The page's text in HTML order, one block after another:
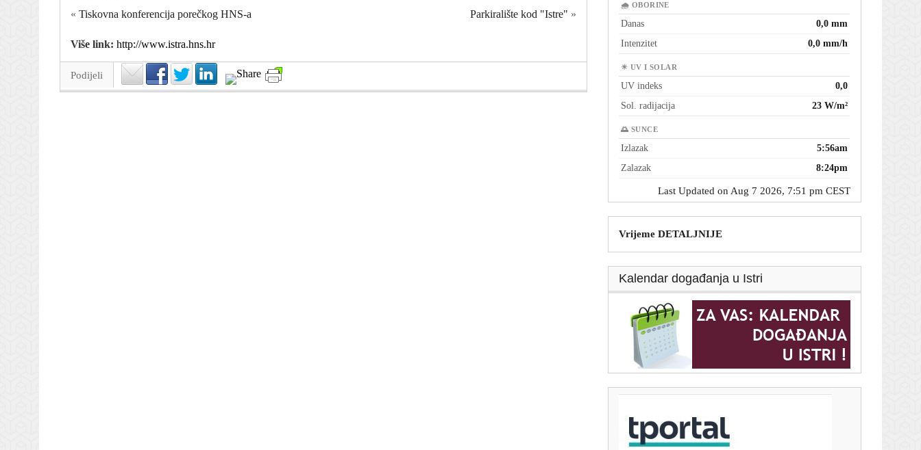
« Tiskovna konferencija porečkog HNS-a Parkiralište kod "Istre" »
Više link: http://www.istra.hns.hr
Podijeli
🌧 OBORINE
Danas
0,0 mm
Intenzitet
0,0 mm/h
☀ UV I SOLAR
UV indeks
0,0
Sol. radijacija
23 W/m²
🌅 SUNCE
Izlazak
5:56am
Zalazak
8:24pm
Last Updated on Aug 7 2026, 7:51 pm CEST
Vrijeme DETALJNIJE
Kalendar događanja u Istri
Usred Osijeka pronađen još jedan ozlijeđeni
muškarac